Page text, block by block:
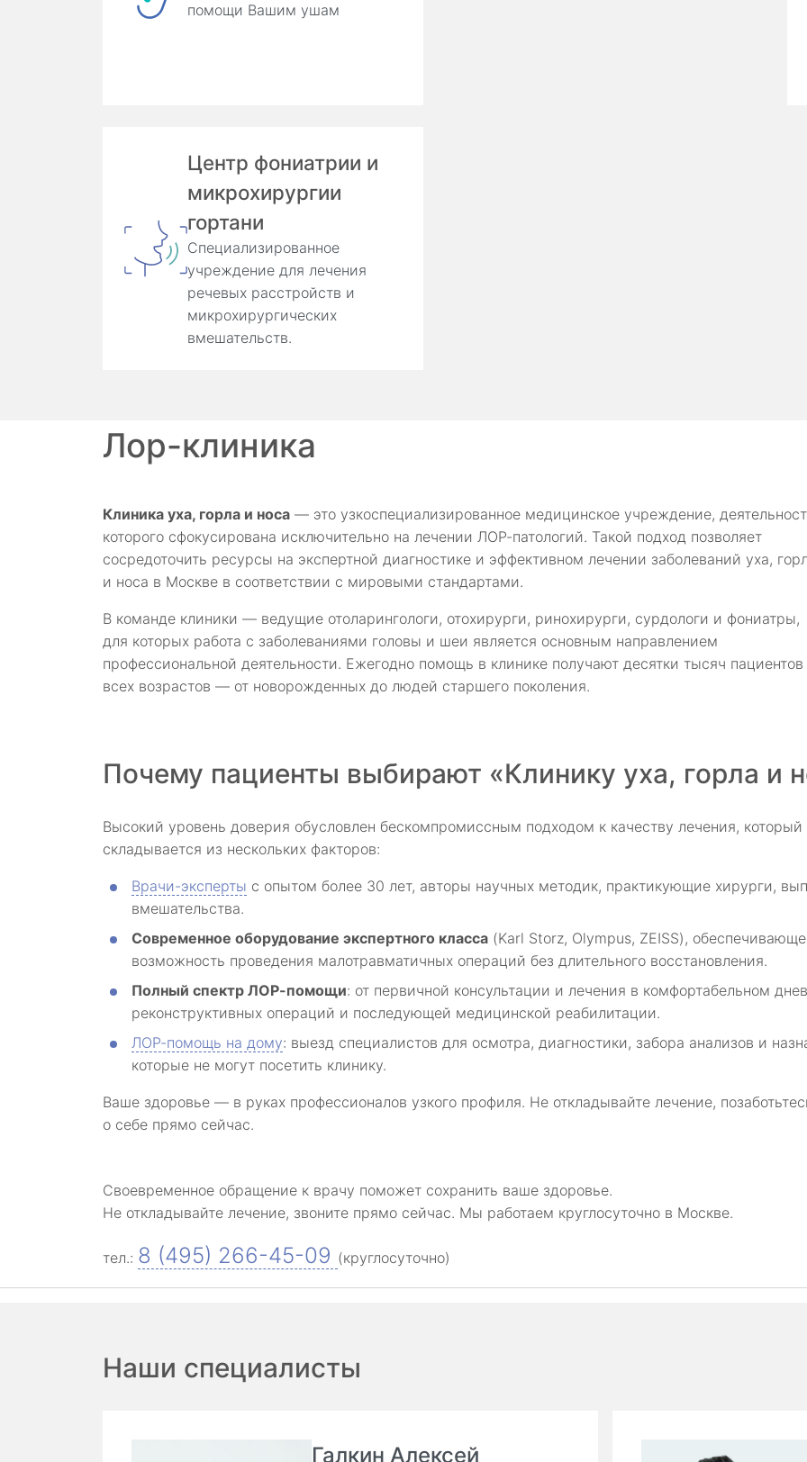
помощи Вашим ушам
Центр фониатрии и
микрохирургии
гортани
Специализированное
учреждение для лечения
речевых расстройств и
микрохирургических
вмешательств.
Лор-клиника
Клиника уха, горла и носа — это узкоспециализированное медицинское учреждение,
которого сфокусирована исключительно на лечении ЛОР-патологий. Такой подход позволяет
сосредоточить ресурсы на экспертной диагностике и эффективном лечении заболеваний уха,
и носа в Москве в соответствии с мировыми стандартами.
В команде клиники — ведущие отоларингологи, отохирурги, ринохирурги, сурдологи и фониатры,
для которых работа с заболеваниями головы и шеи является основным направлением
профессиональной деятельности. Ежегодно помощь в клинике получают десятки тысяч пациентов
всех возрастов — от новорожденных до людей старшего поколения.
Почему пациенты выбирают «Клинику уха, горла и
Высокий уровень доверия обусловлен бескомпромиссным подходом к качеству лечения, который
складывается из нескольких факторов:
Врачи-эксперты с опытом более 30 лет, авторы научных методик, практикующие хирурги,
вмешательства.
Современное оборудование экспертного класса (Karl Storz, Olympus, ZEISS),
возможность проведения малотравматичных операций без длительного восстановления.
Полный спектр ЛОР-помощи: от первичной консультации и лечения в комфортабельном
реконструктивных операций и последующей медицинской реабилитации.
ЛОР-помощь на дому: выезд специалистов для осмотра, диагностики, забора анализов и
которые не могут посетить клинику.
Ваше здоровье — в руках профессионалов узкого профиля. Не откладывайте лечение,
о себе прямо сейчас.
Своевременное обращение к врачу поможет сохранить ваше здоровье.
Не откладывайте лечение, звоните прямо сейчас. Мы работаем круглосуточно в Москве.
тел.: 8 (495) 266-45-09 (круглосуточно)
Наши специалисты
Галкин Алексей